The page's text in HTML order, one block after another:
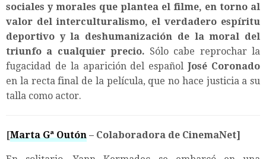
sociales y morales que plantea el filme, en torno al
valor del interculturalismo, el verdadero espíritu
deportivo y la deshumanización de la moral del
triunfo a cualquier precio. Sólo cabe reprochar la
fugacidad de la aparición del españolJosé Coronado
en la recta final de la película, que no hace justicia a su
talla como actor.
[Marta Gª Outón – Colaboradora de CinemaNet]